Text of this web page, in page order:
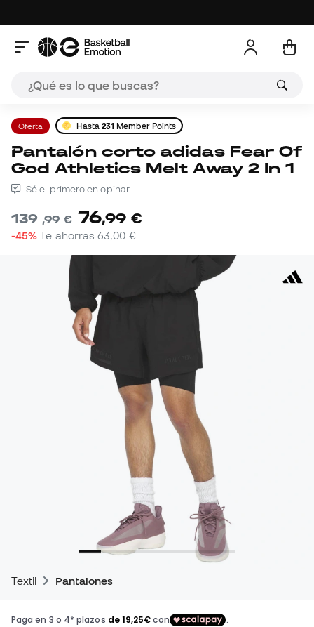
Oferta Hasta 231 Member Points
Pantalón corto adidas Fear Of
God Athletics Melt Away 2 In 1
Sé el primero en opinar
139,99 € 76,99 €
-45% Te ahorras63,00 €
Textil Pantalones